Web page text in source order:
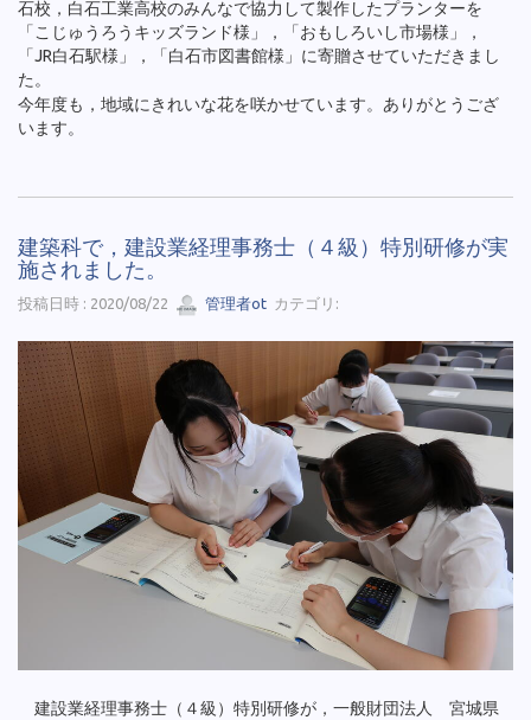
石校，白石工業高校のみんなで協力して製作したプランターを
「こじゅうろうキッズランド様」，「おもしろいし市場様」，
「JR白石駅様」，「白石市図書館様」に寄贈させていただきまし
た。
今年度も，地域にきれいな花を咲かせています。ありがとうござ
います。
建築科で，建設業経理事務士（４級）特別研修が実
施されました。
投稿日時 : 2020/08/22 管理者ot カテゴリ:
建設業経理事務士（４級）特別研修が，一般財団法人 宮城県